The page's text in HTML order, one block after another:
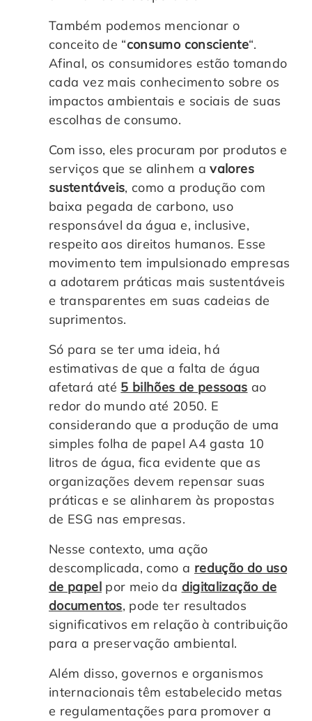
Também podemos mencionar o
conceito de “consumo consciente“.
Afinal, os consumidores estão tomando
cada vez mais conhecimento sobre os
impactos ambientais e sociais de suas
escolhas de consumo.
Com isso, eles procuram por produtos e
serviços que se alinhem avalores
sustentáveis, como a produção com
baixa pegada de carbono, uso
responsável da água e, inclusive,
respeito aos direitos humanos. Esse
movimento tem impulsionado empresas
a adotarem práticas mais sustentáveis
e transparentes em suas cadeias de
suprimentos.
Só para se ter uma ideia, há
estimativas de que a falta de água
afetará até 5 bilhões de pessoas ao
redor do mundo até 2050. E
considerando que a produção de uma
simples folha de papel A4 gasta 10
litros de água, fica evidente que as
organizações devem repensar suas
práticas e se alinharem às propostas
de ESG nas empresas.
Nesse contexto, uma ação
descomplicada, como a redução do uso
de papelpor meio da digitalização de
documentos, pode ter resultados
significativos em relação à contribuição
para a preservação ambiental.
Além disso, governos e organismos
internacionais têm estabelecido metas
e regulamentações para promover a